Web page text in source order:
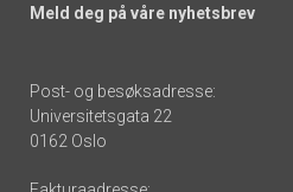
Meld deg på våre nyhetsbrev
Post- og besøksadresse:
Universitetsgata 22
0162 Oslo